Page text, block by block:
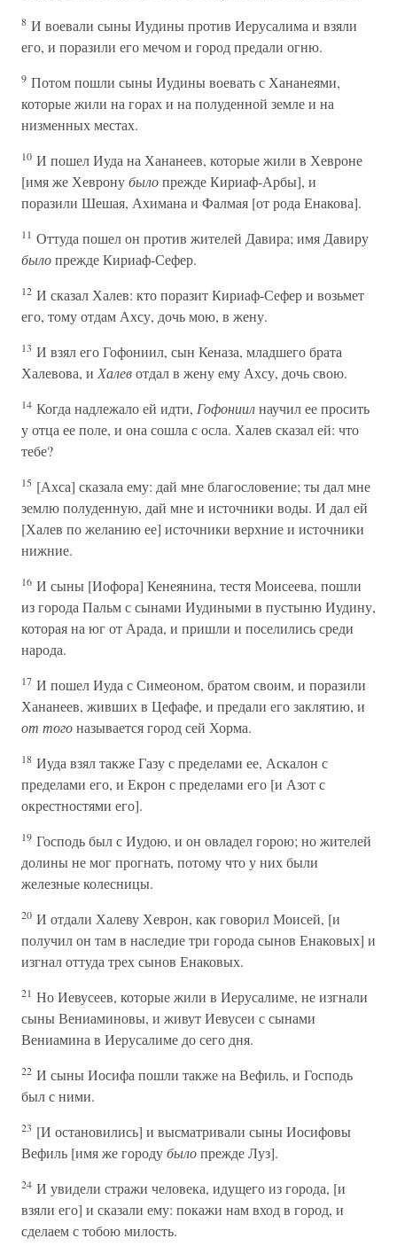
8 И воевали сыны Иудины против Иерусалима и взяли
его, и поразили его мечом и город предали огню.
9 Потом пошли сыны Иудины воевать с Хананеями,
которые жили на горах и на полуденной земле и на
низменных местах.
10 И пошел Иуда на Хананеев, которые жили в Хевроне
[имя же Хевронубылопрежде Кириаф-Арбы], и
поразили Шешая, Ахимана и Фалмая [от рода Енакова].
11 Оттуда пошел он против жителей Давира; имя Давиру
былопрежде Кириаф-Сефер.
12 И сказал Халев: кто поразит Кириаф-Сефер и возьмет
его, тому отдам Ахсу, дочь мою, в жену.
13 И взял его Гофониил, сын Кеназа, младшего брата
Халевова, и Халевотдал в жену ему Ахсу, дочь свою.
14 Когда надлежало ей идти, Гофониилнаучил ее просить
у отца ее поле, и она сошла с осла. Халев сказал ей: что
тебе?
15 [Ахса] сказала ему: дай мне благословение; ты дал мне
землю полуденную, дай мне и источники воды. И дал ей
[Халев по желанию ее] источники верхние и источники
нижние.
16 И сыны [Иофора] Кенеянина, тестя Моисеева, пошли
из города Пальм с сынами Иудиными в пустыню Иудину,
которая на юг от Арада, и пришли и поселились среди
народа.
17 И пошел Иуда с Симеоном, братом своим, и поразили
Хананеев, живших в Цефафе, и предали его заклятию, и
от тогоназывается город сей Хорма.
18 Иуда взял также Газу с пределами ее, Аскалон с
пределами его, и Екрон с пределами его [и Азот с
окрестностями его].
19 Господь был с Иудою, и он овладел горою; но жителей
долины не мог прогнать, потому что у них были
железные колесницы.
20 И отдали Халеву Хеврон, как говорил Моисей, [и
получил он там в наследие три города сынов Енаковых] и
изгнал оттуда трех сынов Енаковых.
21 Но Иевусеев, которые жили в Иерусалиме, не изгнали
сыны Вениаминовы, и живут Иевусеи с сынами
Вениамина в Иерусалиме до сего дня.
22 И сыны Иосифа пошли также на Вефиль, и Господь
был с ними.
23 [И остановились] и высматривали сыны Иосифовы
Вефиль [имя же городубылопрежде Луз].
24 И увидели стражи человека, идущего из города, [и
взяли его] и сказали ему: покажи нам вход в город, и
сделаем с тобою милость.